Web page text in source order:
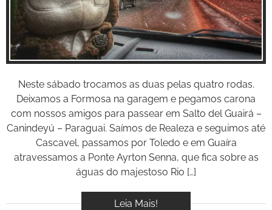
VÍDEOS
Neste sábado trocamos as duas pelas quatro rodas.
Deixamos a Formosa na garagem e pegamos carona
com nossos amigos para passear em Salto del Guairá –
Canindeyú – Paraguai. Saímos de Realeza e seguimos até
Cascavel, passamos por Toledo e em Guaíra
atravessamos a Ponte Ayrton Senna, que fica sobre as
águas do majestoso Rio […]
Leia Mais!